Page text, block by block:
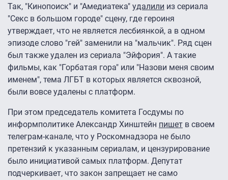
Так, "Кинопоиск" и "Амедиатека" удалили из сериала
"Секс в большом городе" сцену, где героиня
утверждает, что не является лесбиянкой, а в одном
эпизоде слово "гей" заменили на "мальчик". Ряд сцен
был также удален из сериала "Эйфория". А такие
фильмы, как "Горбатая гора" или "Назови меня своим
именем", тема ЛГБТ в которых является сквозной,
были вовсе удалены с платформ.
При этом председатель комитета Госдумы по
информполитике Александр Хинштейн пишет в своем
телеграм-канале, что у Роскомнадзора не было
претензий к указанным сериалам, и цензурирование
было инициативой самых платформ. Депутат
подчеркивает, что закон запрещает не само